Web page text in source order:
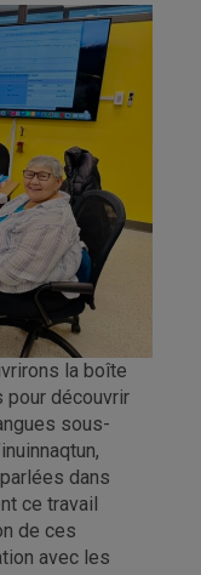
la boîte
découvrir
sous-
dans
ce travail
de ces
avec les